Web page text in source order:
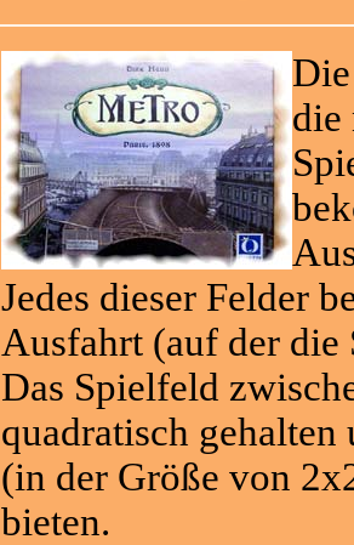
die
Jedes dieser Felder
Ausfahrt (auf der die
Das Spielfeld
quadratisch
(in der Größe von
bieten.